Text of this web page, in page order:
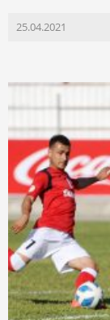
25.04.2021